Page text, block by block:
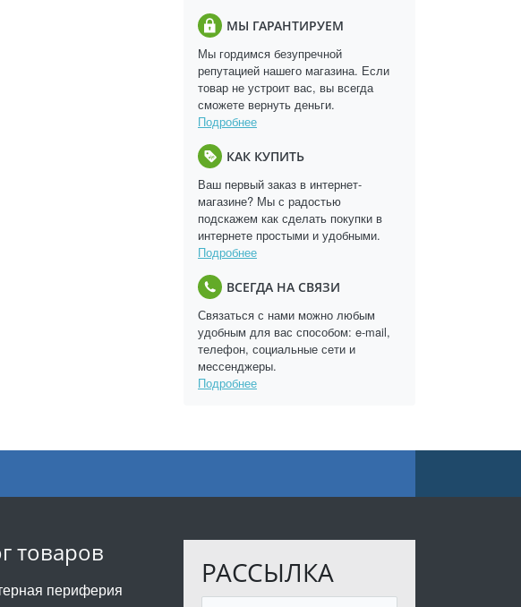
МЫ ГАРАНТИРУЕМ
Мы гордимся безупречной
репутацией нашего магазина. Если
товар не устроит вас, вы всегда
сможете вернуть деньги.
Подробнее
КАК КУПИТЬ
Ваш первый заказ в интернет-
магазине? Мы с радостью
подскажем как сделать покупки в
интернете простыми и удобными.
Подробнее
ВСЕГДА НА СВЯЗИ
Связаться с нами можно любым
удобным для вас способом: e-mail,
телефон, социальные сети и
мессенджеры.
Подробнее
товаров
периферия
РАССЫЛКА